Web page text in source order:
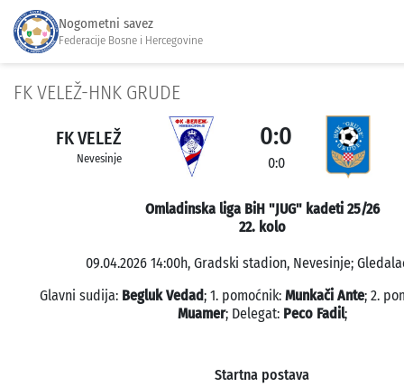
Nogometni savez
Federacije Bosne i Hercegovine
FK VELEŽ-HNK GRUDE
FK VELEŽ
Nevesinje
0:0
0:0
Omladinska liga BiH "JUG" kadeti 25/26
22. kolo
09.04.2026 14:00h, Gradski stadion, Nevesinje;
Glavni sudija: Begluk Vedad; 1. pomoćnik: Munkači Ante; 2.
Muamer; Delegat: Peco Fadil;
Startna postava